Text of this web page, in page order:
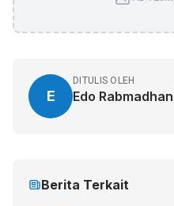
E
DITULIS OLEH
Edo
Berita Terkait